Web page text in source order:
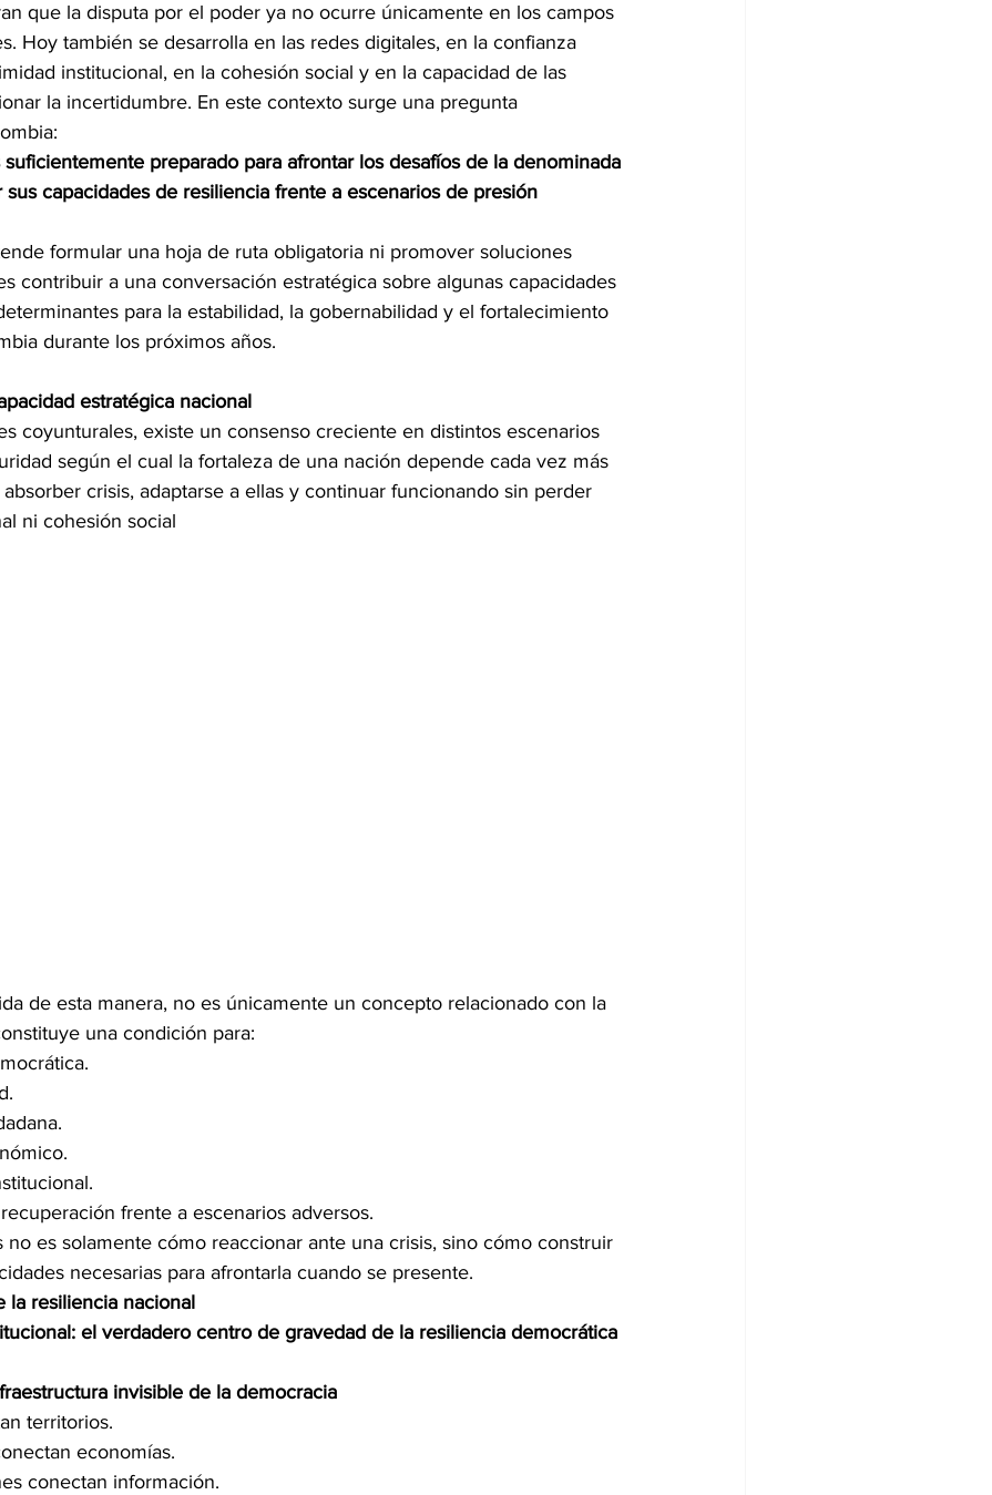
que la disputa por el poder ya no ocurre únicamente en los campos
Hoy también se desarrolla en las redes digitales, en la confianza
institucional, en la cohesión social y en la capacidad de las
la incertidumbre. En este contexto surge una pregunta
preparado para afrontar los desafíos de la denominada
capacidades de resiliencia frente a escenarios de presión
formular una hoja de ruta obligatoria ni promover soluciones
contribuir a una conversación estratégica sobre algunas capacidades
para la estabilidad, la gobernabilidad y el fortalecimiento
durante los próximos años.
estratégica nacional
coyunturales, existe un consenso creciente en distintos escenarios
según el cual la fortaleza de una nación depende cada vez más
crisis, adaptarse a ellas y continuar funcionando sin perder
ni cohesión social
de esta manera, no es únicamente un concepto relacionado con la
una condición para:
frente a escenarios adversos.
no es solamente cómo reaccionar ante una crisis, sino cómo construir
necesarias para afrontarla cuando se presente.
la resiliencia nacional
el verdadero centro de gravedad de la resiliencia democrática
invisible de la democracia
territorios.
economías.
conectan información.